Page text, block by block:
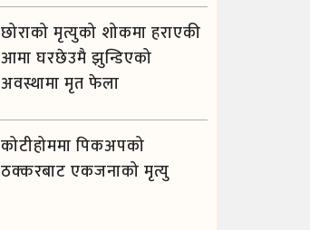
छोराको मृत्युको शोकमा हराएकी
आमा घरछेउमै झुन्डिएको
अवस्थामा मृत फेला
कोटीहोममा पिकअपको
ठक्करबाट एकजनाको मृत्यु